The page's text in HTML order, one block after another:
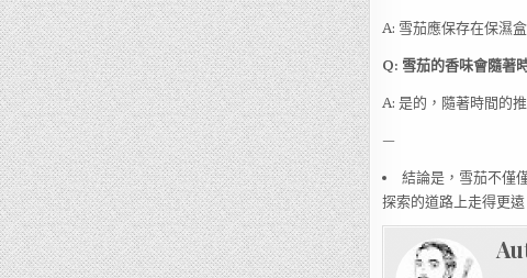
A: 雪茄應保存在保濕
Q: 雪茄的香味會隨著
A: 是的，隨著時間的
—
結論是，雪茄不僅
探索的道路上走得更